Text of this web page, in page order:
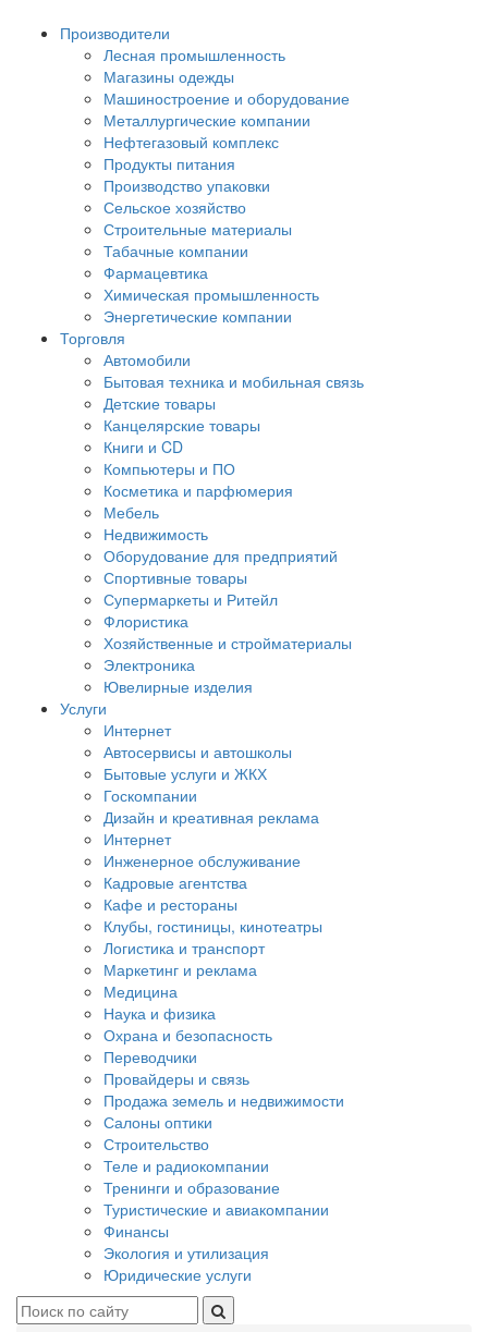
Производители
Лесная промышленность
Магазины одежды
Машиностроение и оборудование
Металлургические компании
Нефтегазовый комплекс
Продукты питания
Производство упаковки
Сельское хозяйство
Строительные материалы
Табачные компании
Фармацевтика
Химическая промышленность
Энергетические компании
Торговля
Автомобили
Бытовая техника и мобильная связь
Детские товары
Канцелярские товары
Книги и CD
Компьютеры и ПО
Косметика и парфюмерия
Мебель
Недвижимость
Оборудование для предприятий
Спортивные товары
Супермаркеты и Ритейл
Флористика
Хозяйственные и стройматериалы
Электроника
Ювелирные изделия
Услуги
Интернет
Автосервисы и автошколы
Бытовые услуги и ЖКХ
Госкомпании
Дизайн и креативная реклама
Интернет
Инженерное обслуживание
Кадровые агентства
Кафе и рестораны
Клубы, гостиницы, кинотеатры
Логистика и транспорт
Маркетинг и реклама
Медицина
Наука и физика
Охрана и безопасность
Переводчики
Провайдеры и связь
Продажа земель и недвижимости
Салоны оптики
Строительство
Теле и радиокомпании
Тренинги и образование
Туристические и авиакомпании
Финансы
Экология и утилизация
Юридические услуги